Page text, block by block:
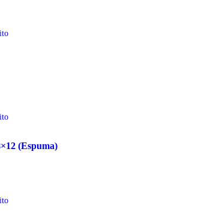
(Espuma)